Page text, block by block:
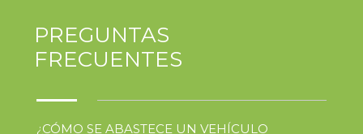
PREGUNTAS
FRECUENTES
¿CÓMO SE ABASTECE UN VEHÍCULO